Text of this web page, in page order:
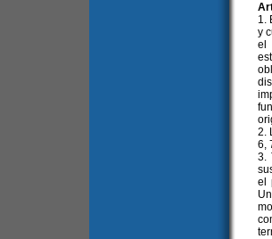
1.
y
el
2.
6,
3.
el